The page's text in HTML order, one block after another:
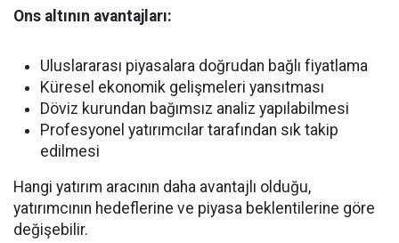
Ons altının avantajları:
Uluslararası piyasalara doğrudan bağlı fiyatlama
Küresel ekonomik gelişmeleri yansıtması
Döviz kurundan bağımsız analiz yapılabilmesi
Profesyonel yatırımcılar tarafından sık takip
edilmesi
Hangi yatırım aracının daha avantajlı olduğu,
yatırımcının hedeflerine ve piyasa beklentilerine göre
değişebilir.